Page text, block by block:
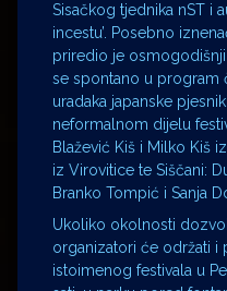
Sisačkog tjednika nST i
incestu’. Posebno
priredio je
se spontano u program
uradaka japanske
neformalnom dijelu
Blažević Kiš i Milko Kiš
iz Virovitice te Siščani:
Branko Tompić i Sanja
Ukoliko okolnosti
organizatori će održati i
istoimenog festivala u